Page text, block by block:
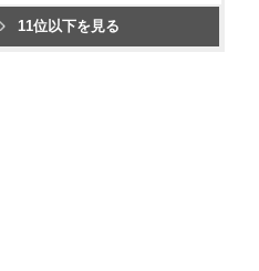
11位以下を見る